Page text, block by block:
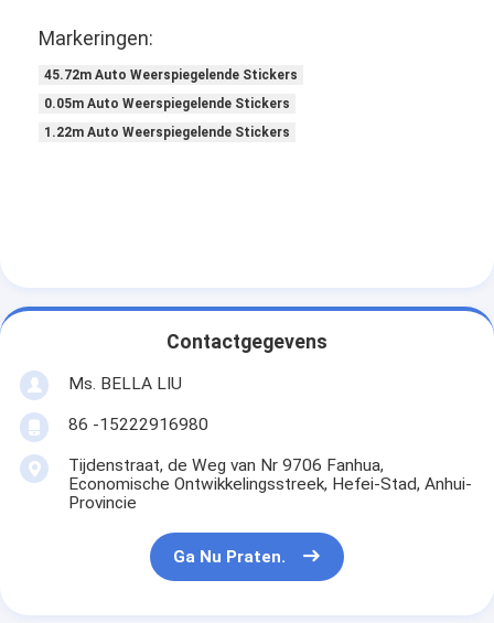
Markeringen:
45.72m Auto Weerspiegelende Stickers
0.05m Auto Weerspiegelende Stickers
1.22m Auto Weerspiegelende Stickers
Contactgegevens
Ms. BELLA LIU
86 -15222916980
Tijdenstraat, de Weg van Nr 9706 Fanhua,
Economische Ontwikkelingsstreek, Hefei-Stad, Anhui-
Provincie
Ga Nu Praten.